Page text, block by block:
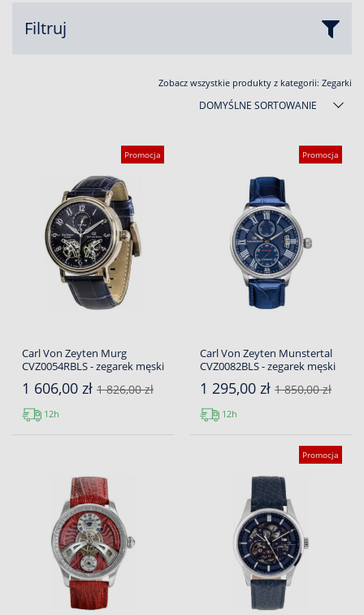
Filtruj
Zobacz wszystkie produkty z kategorii: Zegarki
DOMYŚLNE SORTOWANIE
Promocja
Carl Von Zeyten Murg
CVZ0054RBLS - zegarek męski
1 606,00 zł 1 826,00 zł
12h
Promocja
Carl Von Zeyten Munstertal
CVZ0082BLS - zegarek męski
1 295,00 zł 1 850,00 zł
12h
Promocja